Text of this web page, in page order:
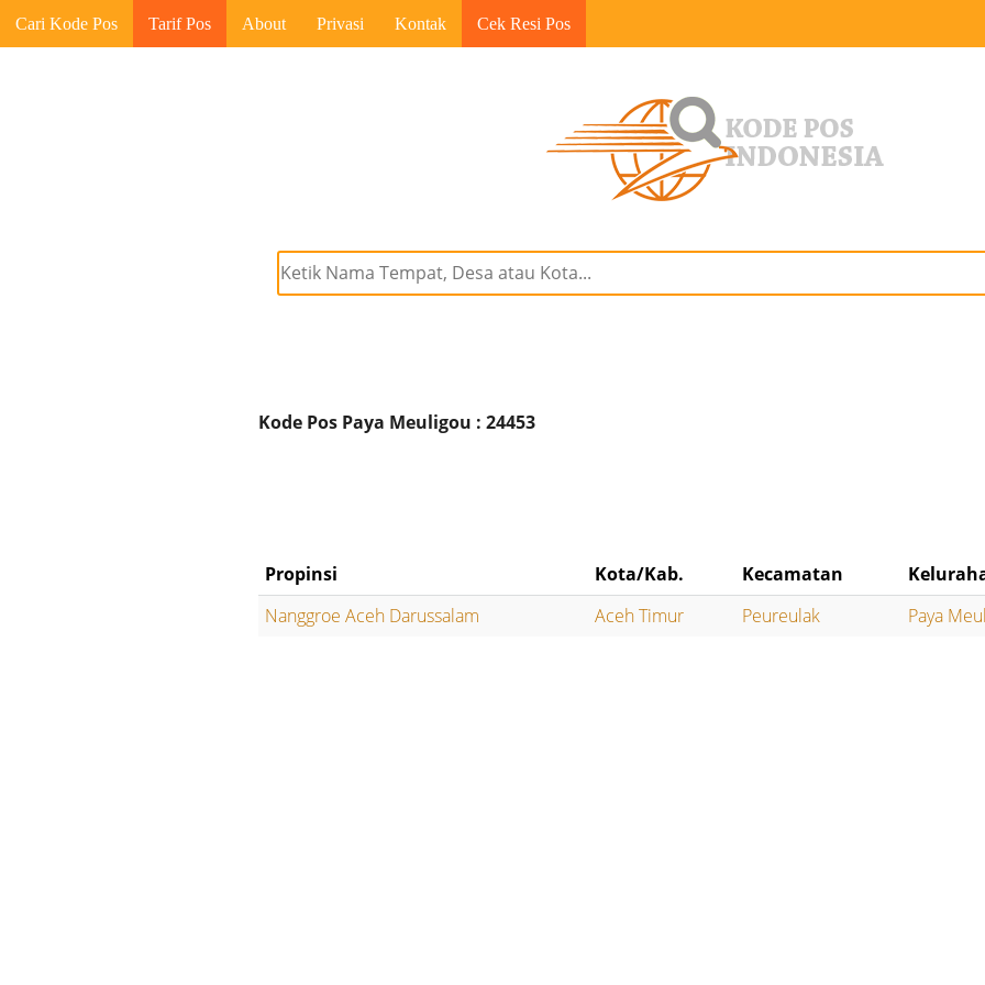
Cari Kode Pos Tarif Pos About Privasi Kontak Cek Resi Pos
Kode Pos Paya Meuligou : 24453
Propinsi Kota/Kab. Kecamatan
Nanggroe Aceh Darussalam
Aceh Timur Peureulak Paya